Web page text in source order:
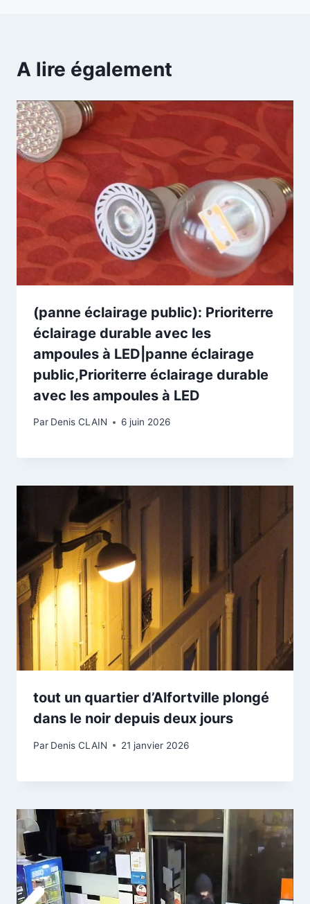
A lire également
(panne éclairage public): Prioriterre
éclairage durable avec les
ampoules à LED|panne éclairage
public,Prioriterre éclairage durable
avec les ampoules à LED
Par Denis CLAIN 6 juin 2026
tout un quartier d’Alfortville plongé
dans le noir depuis deux jours
Par Denis CLAIN 21 janvier 2026